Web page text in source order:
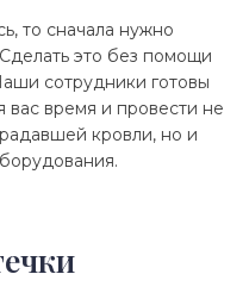
то сначала нужно
это без помощи
сотрудники готовы
вас время и провести не
кровли, но и